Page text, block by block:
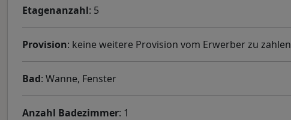
Etagenanzahl: 5
Provision: keine weitere Provision vom Erwerber zu zahlen
Bad: Wanne, Fenster
Anzahl Badezimmer: 1